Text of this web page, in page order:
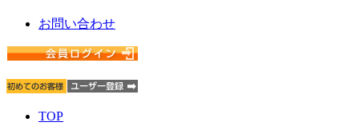
お問い合わせ
TOP